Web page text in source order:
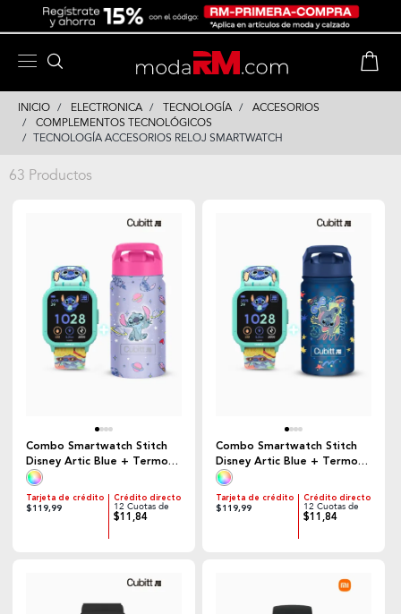
INICIO ELECTRONICA TECNOLOGÍA
ACCESORIOS
COMPLEMENTOS TECNOLÓGICOS
TECNOLOGÍA ACCESORIOS RELOJ SMARTWATCH
63 Productos
Combo Smartwatch Stitch
Disney Artic Blue + Termo
Lilo & Stitch Lilac Stitch |
Cubitt Jr.
Tarjeta de crédito
$119,99
Crédito directo
12 Cuotas de
$11,84
Combo Smartwatch Stitch
Disney Artic Blue + Termo
Lilo & Stitch Navy Stitch |
Cubitt Jr.
Tarjeta de crédito
$119,99
Crédito directo
12 Cuotas de
$11,84